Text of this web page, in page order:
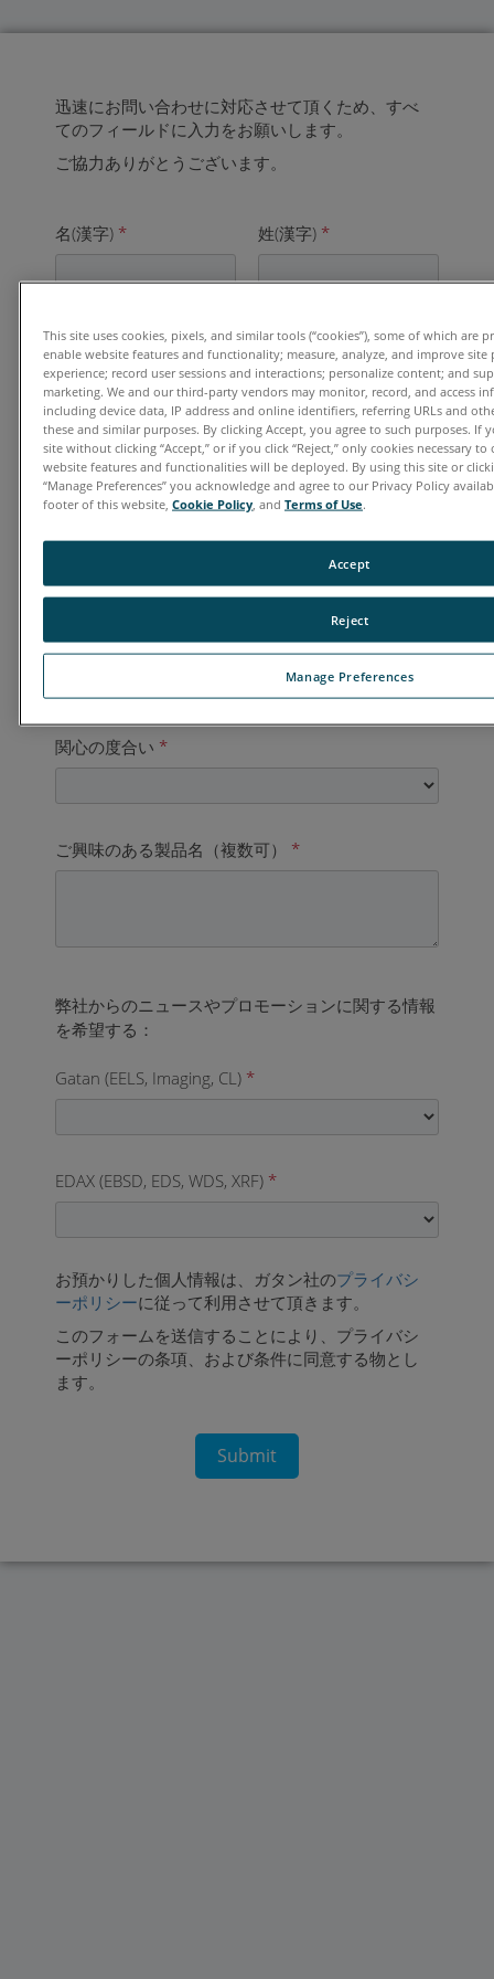
迅速にお問い合わせに対応させて頂くため、すべ
てのフィールドに入力をお願いします。
ご協力ありがとうございます。
名(漢字) * 姓(漢字) *
電子メールアドレス *
ご勤務先*
国*
ご連絡先電話番号*
関心の度合い *
ご興味のある製品名（複数可） *
Gatan (EELS, Imaging, CL) *
EDAX (EBSD, EDS, WDS, XRF) *
お預かりした個人情報は、ガタン社のプライバシ
ーポリシーに従って利用させて頂きます。
このフォームを送信することにより、プライバシ
ーポリシーの条項、および条件に同意する物とし
ます。
This site uses cookies, pixels, and similar tools (“cookies”), some of which are
enable website features and functionality; measure, analyze, and improve site
experience; record user sessions and interactions; personalize content; and
marketing. We and our third-party vendors may monitor, record, and access
including device data, IP address and online identifiers, referring URLs and
these and similar purposes. By clicking Accept, you agree to such purposes. If
site without clicking “Accept,” or if you click “Reject,” only cookies necessary
website features and functionalities will be deployed. By using this site or
“Manage Preferences” you acknowledge and agree to our Privacy Policy
footer of this website, Cookie Policy , and Terms of Use.
Manage Preferences
Reject
Accept